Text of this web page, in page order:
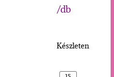
/db
Készleten